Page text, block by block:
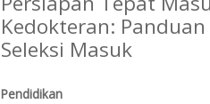
Kedokteran:
Seleksi Masuk
Pendidikan